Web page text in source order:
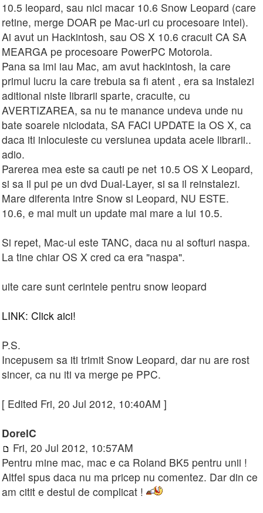
10.5 leopard, sau nici macar 10.6 Snow Leopard (care
retine, merge DOAR pe Mac-uri cu procesoare intel).
Ai avut un Hackintosh, sau OS X 10.6 cracuit CA SA
MEARGA pe procesoare PowerPC Motorola.
Pana sa imi iau Mac, am avut hackintosh, la care
primul lucru la care trebuia sa fi atent , era sa instalezi
aditional niste librarii sparte, cracuite, cu
AVERTIZAREA, sa nu te manance undeva unde nu
bate soarele niciodata, SA FACI UPDATE la OS X, ca
daca iti inlocuieste cu versiunea updata acele librarii..
adio.
Parerea mea este sa cauti pe net 10.5 OS X Leopard,
si sa il pui pe un dvd Dual-Layer, si sa il reinstalezi.
Mare diferenta intre Snow si Leopard, NU ESTE.
10.6, e mai mult un update mai mare a lui 10.5.
Si repet, Mac-ul este TANC, daca nu ai softuri naspa.
La tine chiar OS X cred ca era "naspa".
uite care sunt cerintele pentru snow leopard
LINK: Click aici!
P.S.
Incepusem sa iti trimit Snow Leopard, dar nu are rost
sincer, ca nu iti va merge pe PPC.
[ Edited Fri, 20 Jul 2012, 10:40AM ]
DorelC
Fri, 20 Jul 2012, 10:57AM
Pentru mine mac, mac e ca Roland BK5 pentru unii !
Altfel spus daca nu ma pricep nu comentez. Dar din ce
am citit e destul de complicat !